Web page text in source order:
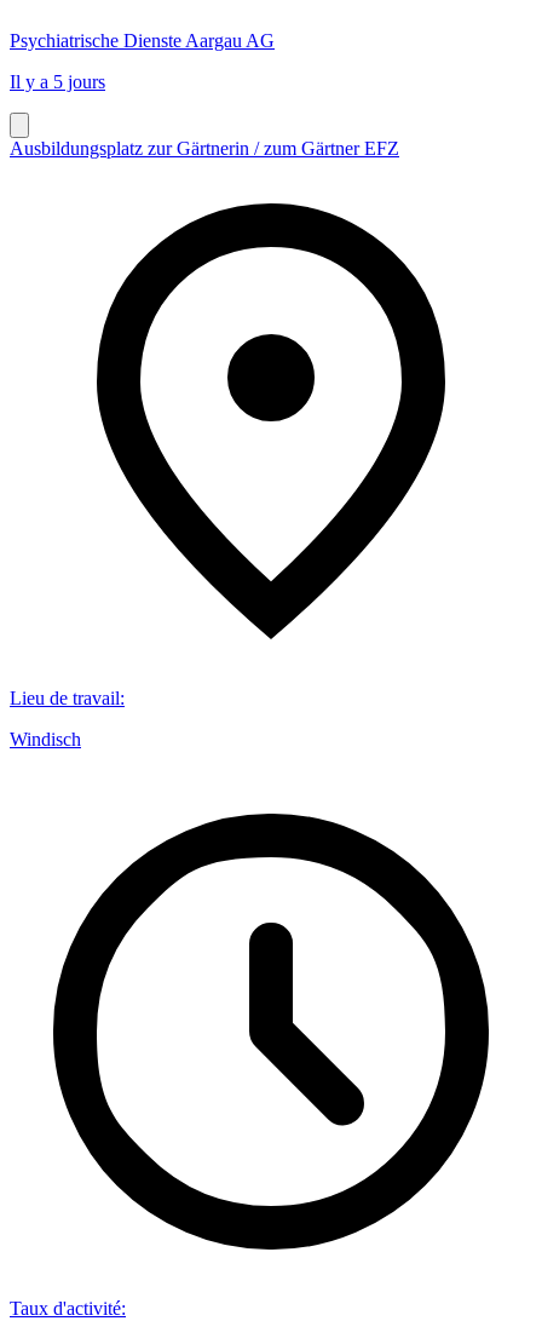
Psychiatrische Dienste Aargau AG
Il y a 5 jours
Ausbildungsplatz zur Gärtnerin / zum Gärtner EFZ
Lieu de travail:
Windisch
Taux d'activité: